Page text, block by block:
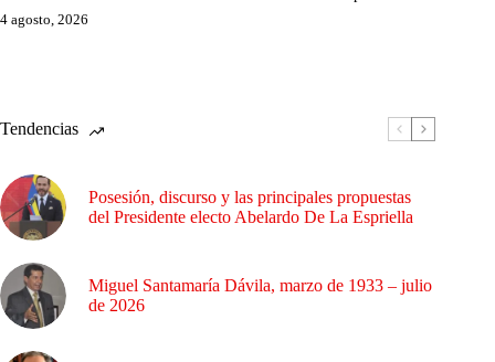
4 agosto, 2026
Tendencias
Posesión, discurso y las principales propuestas
del Presidente electo Abelardo De La Espriella
Miguel Santamaría Dávila, marzo de 1933 – julio
de 2026